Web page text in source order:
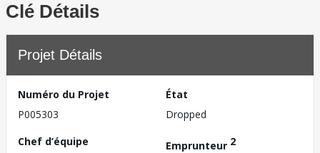
Clé Détails
Projet Détails
Numéro du Projet
P005303
État
Dropped
Chef d’équipe
Emprunteur 2